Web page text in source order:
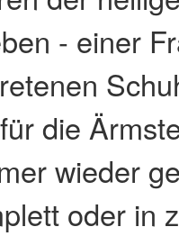
- einer
die
wieder
oder in